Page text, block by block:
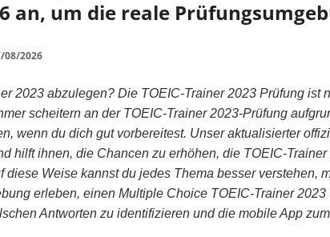
an, um die reale
08/2026
2023 abzulegen? Die TOEIC-Trainer 2023 Prüfung
scheitern an der TOEIC-Trainer 2023-Prüfung
wenn du dich gut vorbereitest. Unser aktualisierter
hilft ihnen, die Chancen zu erhöhen, die TOEIC-
diese Weise kannst du jedes Thema besser verstehen,
erleben, einen Multiple Choice TOEIC-Trainer
Antworten zu identifizieren und die mobile App